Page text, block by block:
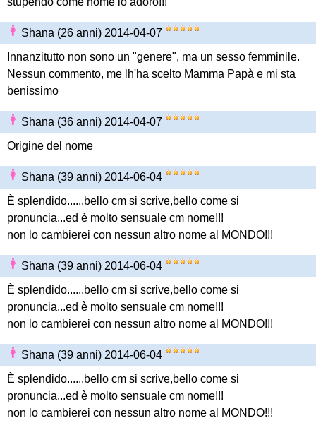
Shana (26 anni) 2014-04-07
Innanzitutto non sono un "genere", ma un sesso femminile.
Nessun commento, me lh'ha scelto Mamma Papà e mi sta
benissimo
Shana (36 anni) 2014-04-07
Origine del nome
Shana (39 anni) 2014-06-04
È splendido......bello cm si scrive,bello come si
pronuncia...ed è molto sensuale cm nome!!!
non lo cambierei con nessun altro nome al MONDO!!!
Shana (39 anni) 2014-06-04
È splendido......bello cm si scrive,bello come si
pronuncia...ed è molto sensuale cm nome!!!
non lo cambierei con nessun altro nome al MONDO!!!
Shana (39 anni) 2014-06-04
È splendido......bello cm si scrive,bello come si
pronuncia...ed è molto sensuale cm nome!!!
non lo cambierei con nessun altro nome al MONDO!!!